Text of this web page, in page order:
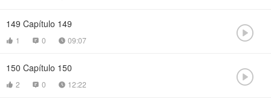
149 Capítulo 149
 1  0  09:07 
150 Capítulo 150
 2  0  12:22 